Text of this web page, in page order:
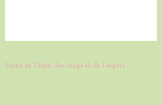
Soins de l'âme, des corps et de l'esprit